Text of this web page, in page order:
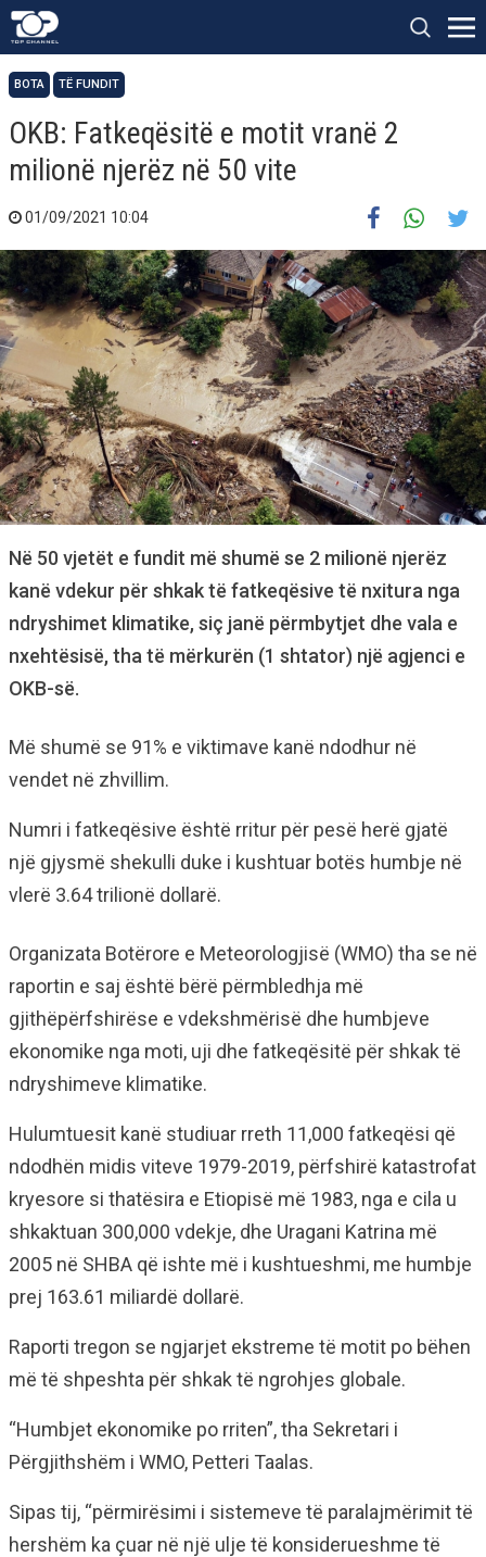
BOTA TË FUNDIT
OKB: Fatkeqësitë e motit vranë 2
milionë njerëz në 50 vite
01/09/2021 10:04
Në 50 vjetët e fundit më shumë se 2 milionë njerëz
kanë vdekur për shkak të fatkeqësive të nxitura nga
ndryshimet klimatike, siç janë përmbytjet dhe vala e
nxehtësisë, tha të mërkurën (1 shtator) një agjenci e
OKB-së.
Më shumë se 91% e viktimave kanë ndodhur në
vendet në zhvillim.
Numri i fatkeqësive është rritur për pesë herë gjatë
një gjysmë shekulli duke i kushtuar botës humbje në
vlerë 3.64 trilionë dollarë.
Organizata Botërore e Meteorologjisë (WMO) tha se në
raportin e saj është bërë përmbledhja më
gjithëpërfshirëse e vdekshmërisë dhe humbjeve
ekonomike nga moti, uji dhe fatkeqësitë për shkak të
ndryshimeve klimatike.
Hulumtuesit kanë studiuar rreth 11,000 fatkeqësi që
ndodhën midis viteve 1979-2019, përfshirë katastrofat
kryesore si thatësira e Etiopisë më 1983, nga e cila u
shkaktuan 300,000 vdekje, dhe Uragani Katrina më
2005 në SHBA që ishte më i kushtueshmi, me humbje
prej 163.61 miliardë dollarë.
Raporti tregon se ngjarjet ekstreme të motit po bëhen
më të shpeshta për shkak të ngrohjes globale.
“Humbjet ekonomike po rriten”, tha Sekretari i
Përgjithshëm i WMO, Petteri Taalas.
Sipas tij, “përmirësimi i sistemeve të paralajmërimit të
hershëm ka çuar në një ulje të konsiderueshme të